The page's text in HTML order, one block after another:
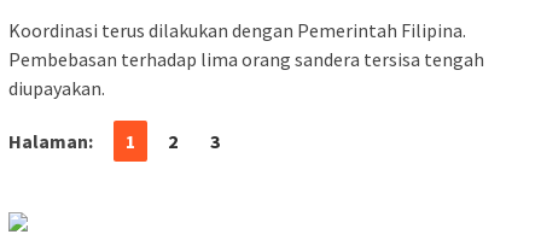
Koordinasi terus dilakukan dengan Pemerintah Filipina.
Pembebasan terhadap lima orang sandera tersisa tengah
diupayakan.
Halaman: 1 2 3